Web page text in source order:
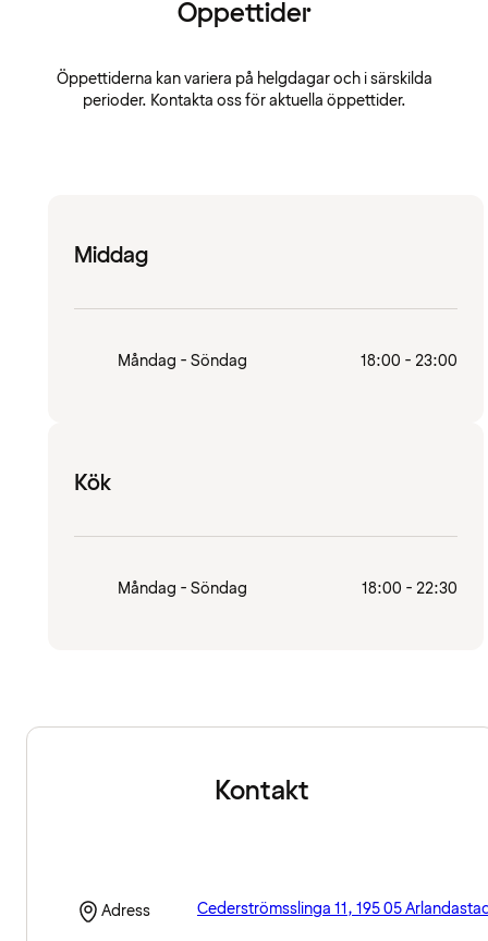
Öppettider
Öppettiderna kan variera på helgdagar och i särskilda
perioder. Kontakta oss för aktuella öppettider.
Middag
Måndag - Söndag 18:00 - 23:00
Kök
Måndag - Söndag 18:00 - 22:30
Kontakt
Adress Cederströmsslinga 11, 195 05